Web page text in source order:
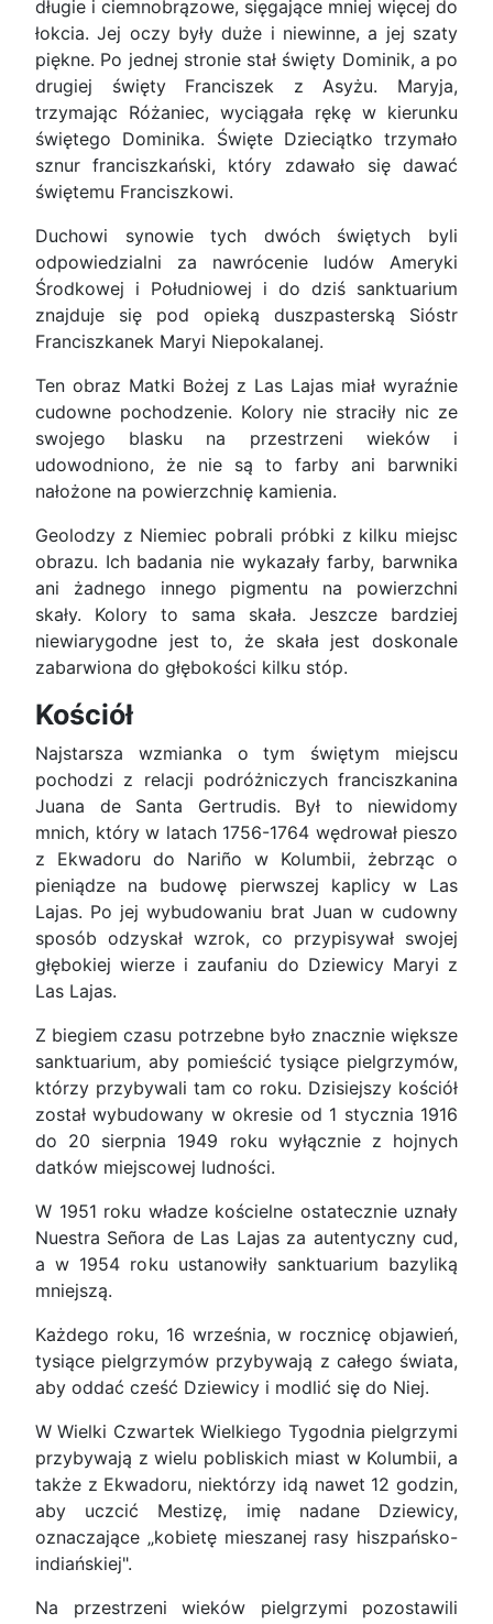
długie i ciemnobrązowe, sięgające mniej więcej do
łokcia. Jej oczy były duże i niewinne, a jej szaty
piękne. Po jednej stronie stał święty Dominik, a po
drugiej święty Franciszek z Asyżu. Maryja,
trzymając Różaniec, wyciągała rękę w kierunku
świętego Dominika. Święte Dzieciątko trzymało
sznur franciszkański, który zdawało się dawać
świętemu Franciszkowi.
Duchowi synowie tych dwóch świętych byli
odpowiedzialni za nawrócenie ludów Ameryki
Środkowej i Południowej i do dziś sanktuarium
znajduje się pod opieką duszpasterską Sióstr
Franciszkanek Maryi Niepokalanej.
Ten obraz Matki Bożej z Las Lajas miał wyraźnie
cudowne pochodzenie. Kolory nie straciły nic ze
swojego blasku na przestrzeni wieków i
udowodniono, że nie są to farby ani barwniki
nałożone na powierzchnię kamienia.
Geolodzy z Niemiec pobrali próbki z kilku miejsc
obrazu. Ich badania nie wykazały farby, barwnika
ani żadnego innego pigmentu na powierzchni
skały. Kolory to sama skała. Jeszcze bardziej
niewiarygodne jest to, że skała jest doskonale
zabarwiona do głębokości kilku stóp.
Kościół
Najstarsza wzmianka o tym świętym miejscu
pochodzi z relacji podróżniczych franciszkanina
Juana de Santa Gertrudis. Był to niewidomy
mnich, który w latach 1756-1764 wędrował pieszo
z Ekwadoru do Nariño w Kolumbii, żebrząc o
pieniądze na budowę pierwszej kaplicy w Las
Lajas. Po jej wybudowaniu brat Juan w cudowny
sposób odzyskał wzrok, co przypisywał swojej
głębokiej wierze i zaufaniu do Dziewicy Maryi z
Las Lajas.
Z biegiem czasu potrzebne było znacznie większe
sanktuarium, aby pomieścić tysiące pielgrzymów,
którzy przybywali tam co roku. Dzisiejszy kościół
został wybudowany w okresie od 1 stycznia 1916
do 20 sierpnia 1949 roku wyłącznie z hojnych
datków miejscowej ludności.
W 1951 roku władze kościelne ostatecznie uznały
Nuestra Señora de Las Lajas za autentyczny cud,
a w 1954 roku ustanowiły sanktuarium bazyliką
mniejszą.
Każdego roku, 16 września, w rocznicę objawień,
tysiące pielgrzymów przybywają z całego świata,
aby oddać cześć Dziewicy i modlić się do Niej.
W Wielki Czwartek Wielkiego Tygodnia pielgrzymi
przybywają z wielu pobliskich miast w Kolumbii, a
także z Ekwadoru, niektórzy idą nawet 12 godzin,
aby uczcić Mestizę, imię nadane Dziewicy,
oznaczające „kobietę mieszanej rasy hiszpańsko-
indiańskiej".
Na przestrzeni wieków pielgrzymi pozostawili